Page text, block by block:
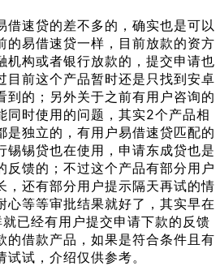
借速贷的差不多的，确实也是可以
的易借速贷一样，目前放款的资方
机构或者银行放款的，提交申请也
目前这个产品暂时还是只找到安卓
到的；另外关于之前有用户咨询的
同时使用的问题，其实2个产品相
是独立的，有用户易借速贷匹配的
锡锡贷也在使用，申请东成贷也是
反馈的；不过这个产品有部分用户
，还有部分用户提示隔天再试的情
心等等审批结果就好了，其实早在
已经有用户提交申请下款的反馈
的借款产品，如果是符合条件且有
试，介绍仅供参考。